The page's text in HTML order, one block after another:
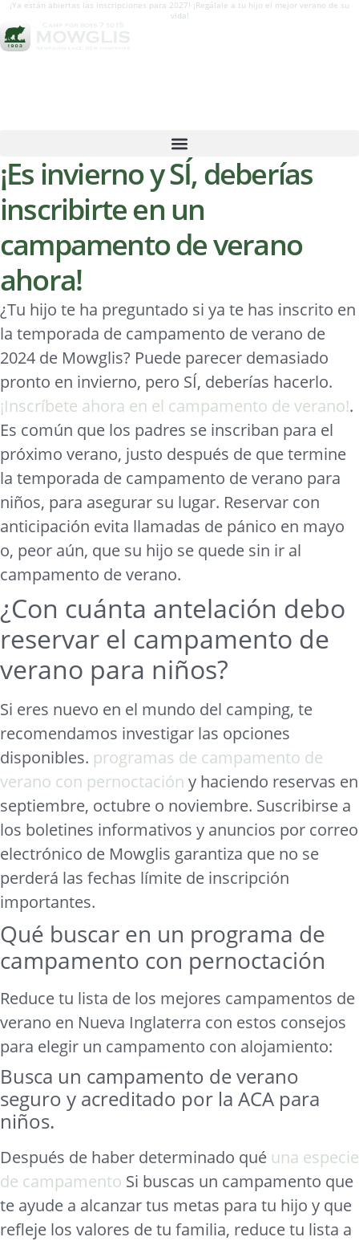
¡Ya están abiertas las inscripciones para 2027! ¡Regálale a tu hijo el mejor verano de su
vida!
¡Es invierno y SÍ, deberías
inscribirte en un
campamento de verano
ahora!
¿Tu hijo te ha preguntado si ya te has inscrito en
la temporada de campamento de verano de
2024 de Mowglis? Puede parecer demasiado
pronto en invierno, pero SÍ, deberías hacerlo.
¡Inscríbete ahora en el campamento de verano!.
Es común que los padres se inscriban para el
próximo verano, justo después de que termine
la temporada de campamento de verano para
niños, para asegurar su lugar. Reservar con
anticipación evita llamadas de pánico en mayo
o, peor aún, que su hijo se quede sin ir al
campamento de verano.
¿Con cuánta antelación debo
reservar el campamento de
verano para niños?
Si eres nuevo en el mundo del camping, te
recomendamos investigar las opciones
disponibles. programas de campamento de
verano con pernoctación y haciendo reservas en
septiembre, octubre o noviembre. Suscribirse a
los boletines informativos y anuncios por correo
electrónico de Mowglis garantiza que no se
perderá las fechas límite de inscripción
importantes.
Qué buscar en un programa de
campamento con pernoctación
Reduce tu lista de los mejores campamentos de
verano en Nueva Inglaterra con estos consejos
para elegir un campamento con alojamiento:
Busca un campamento de verano
seguro y acreditado por la ACA para
niños.
Después de haber determinado qué una especie
de campamento Si buscas un campamento que
te ayude a alcanzar tus metas para tu hijo y que
refleje los valores de tu familia, reduce tu lista a